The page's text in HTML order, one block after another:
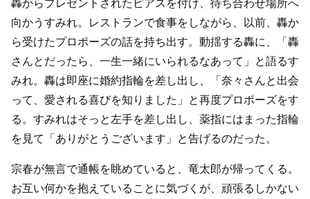
向かうすみれ。レストランで食事をしながら、以前、轟か
ら受けたプロポーズの話を持ち出す。動揺する轟に、「轟
さんとだったら、一生一緒にいられるなあって」と語るす
みれ。轟は即座に婚約指輪を差し出し、「奈々さんと出会
って、愛される喜びを知りました」と再度プロポーズをす
る。すみれはそっと左手を差し出し、薬指にはまった指輪
を見て「ありがとうございます」と告げるのだった。
宗春が無言で通帳を眺めていると、竜太郎が帰ってくる。
お互い何かを抱えていることに気づくが、頑張るしかない